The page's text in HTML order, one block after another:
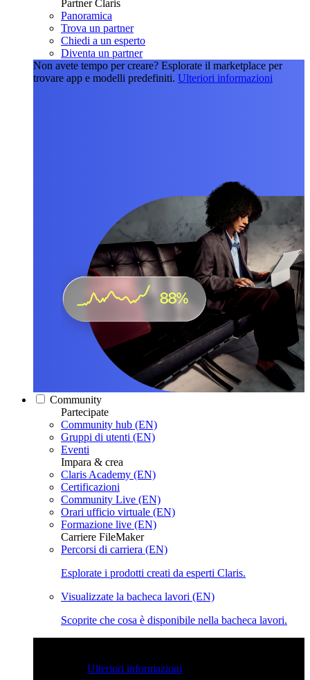
Partner Claris
Panoramica
Trova un partner
Chiedi a un esperto
Diventa un partner
Non avete tempo per creare? Esplorate il marketplace per
trovare app e modelli predefiniti. Ulteriori informazioni
Community
Partecipate
Community hub (EN)
Gruppi di utenti (EN)
Eventi
Impara & crea
Claris Academy (EN)
Certificazioni
Community Live (EN)
Orari ufficio virtuale (EN)
Formazione live (EN)
Carriere FileMaker
Percorsi di carriera (EN)
Esplorate i prodotti creati da esperti Claris.
Visualizzate la bacheca lavori (EN)
Scoprite che cosa è disponibile nella bacheca lavori.
Ulteriori informazioni